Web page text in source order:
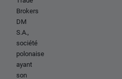
Brokers
DM
S.A.,
société
polonaise
ayant
son